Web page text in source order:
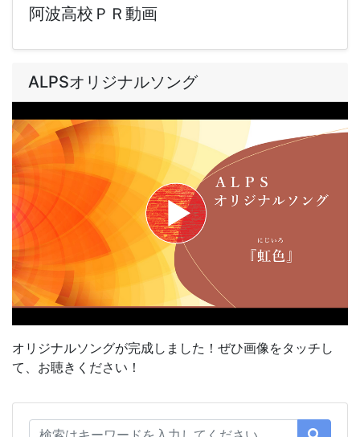
阿波高校ＰＲ動画
ALPSオリジナルソング
オリジナルソングが完成しました！ぜひ画像をタッチし
て、お聴きください！